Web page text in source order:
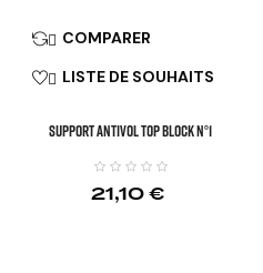
 COMPARER
 LISTE DE SOUHAITS
SUPPORT ANTIVOL TOP BLOCK N°1
21,10 €